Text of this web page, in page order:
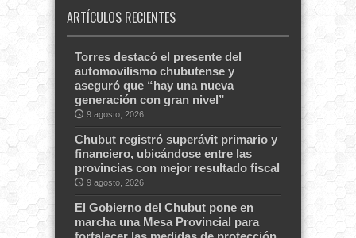
ARTÍCULOS RECIENTES
Torres destacó el presente del
automovilismo chubutense y
aseguró que “hay una nueva
generación con gran nivel”
9 agosto, 2026
Chubut registró superávit primario y
financiero, ubicándose entre las
provincias con mejor resultado fiscal
9 agosto, 2026
El Gobierno del Chubut pone en
marcha una Mesa Provincial para